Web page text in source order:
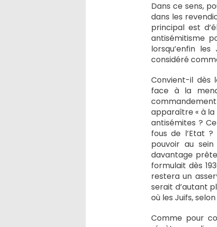
Dans ce sens,
dans les
principal est
antisémitisme
lorsqu’enfin
considéré
Convient-il dès
face à la
commandement
apparaître « à la
antisémites ?
fous de l’Etat ?
pouvoir au
davantage
formulait dès
restera un
serait d’autant
où les Juifs,
Comme pour